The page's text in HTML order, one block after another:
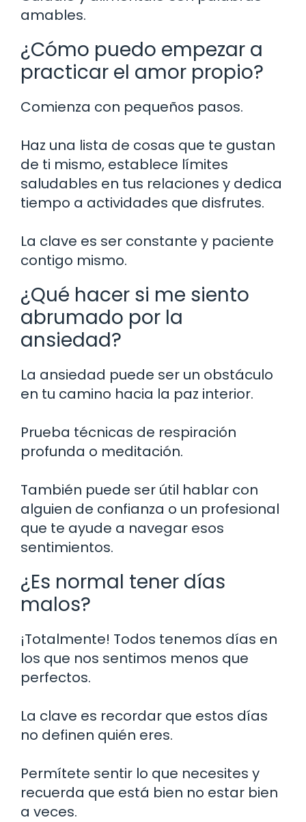
amables.
¿Cómo puedo empezar a
practicar el amor propio?
Comienza con pequeños pasos.
Haz una lista de cosas que te gustan
de ti mismo, establece límites
saludables en tus relaciones y dedica
tiempo a actividades que disfrutes.
La clave es ser constante y paciente
contigo mismo.
¿Qué hacer si me siento
abrumado por la
ansiedad?
La ansiedad puede ser un obstáculo
en tu camino hacia la paz interior.
Prueba técnicas de respiración
profunda o meditación.
También puede ser útil hablar con
alguien de confianza o un profesional
que te ayude a navegar esos
sentimientos.
¿Es normal tener días
malos?
¡Totalmente! Todos tenemos días en
los que nos sentimos menos que
perfectos.
La clave es recordar que estos días
no definen quién eres.
Permítete sentir lo que necesites y
recuerda que está bien no estar bien
a veces.